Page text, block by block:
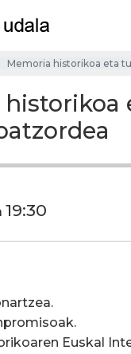
Memoria historikoa eta
19:30
Euskal